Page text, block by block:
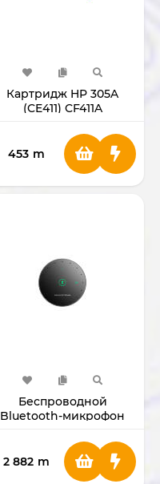
Картридж HP 305A
(CE411) CF411A
453 m
Беспроводной
Bluetooth-микрофон
2 882 m